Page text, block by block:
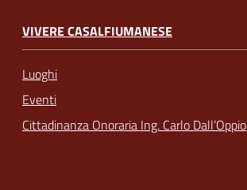
VIVERE CASALFIUMANESE
Luoghi
Eventi
Cittadinanza Onoraria Ing. Carlo Dall’Oppio